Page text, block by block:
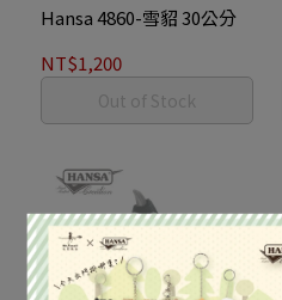
Hansa 4860-雪貂 30公分
NT$1,200
Out of Stock